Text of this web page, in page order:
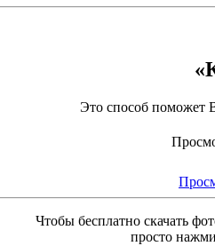
Это способ поможет
Чтобы бесплатно скачать
просто